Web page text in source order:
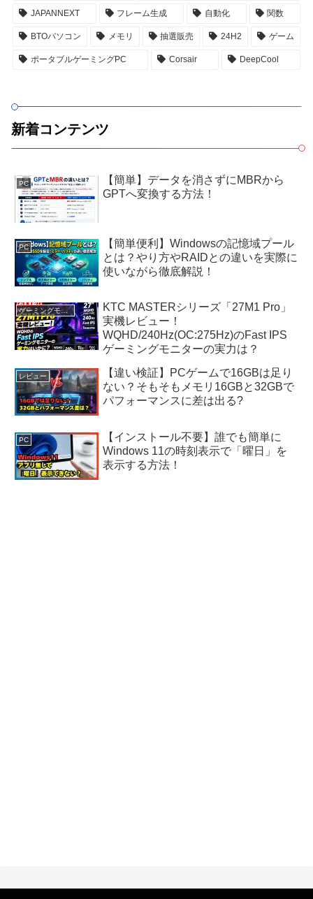
JAPANNEXT フレーム生成 自動化 関数
BTOパソコン メモリ 抽選販売 24H2 ゲーム
ポータブルゲーミングPC Corsair DeepCool
新着コンテンツ
PC
【簡単】データを消さずにMBRから
GPTへ変換する方法！
PC
【簡単便利】Windowsの記憶域プール
とは？やり方やRAIDとの違いを実際に
使いながら徹底解説！
ゲーミングモニター
KTC MASTERシリーズ「27M1 Pro」
実機レビュー！
WQHD/240Hz(OC:275Hz)のFast IPS
ゲーミングモニターの実力は？
レビュー
【違い検証】PCゲームで16GBは足り
ない？そもそもメモリ16GBと32GBで
パフォーマンスに差は出る?
PC
【インストール不要】誰でも簡単に
Windows 11の時刻表示で「曜日」を
表示する方法！